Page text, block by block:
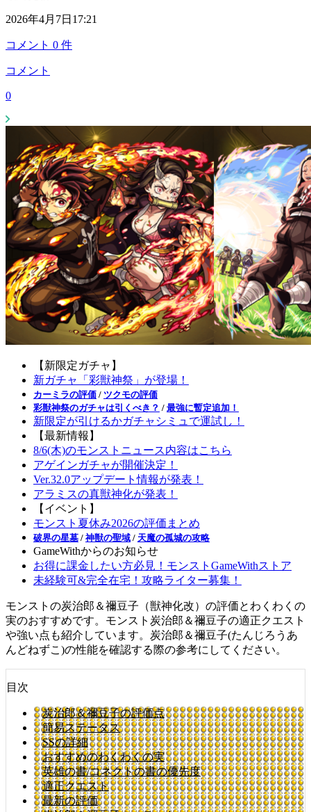
2026年4月7日17:21
コメント 0 件
コメント
0
【新限定ガチャ】
新ガチャ「彩獣神祭」が登場！
カーミラの評価 / ツクモの評価
彩獣神祭のガチャは引くべき？ / 最強に暫定追加！
新限定が引けるかガチャシミュで運試し！
【最新情報】
8/6(木)のモンストニュース内容はこちら
アゲインガチャが開催決定！
Ver.32.0アップデート情報が発表！
アラミスの真獣神化が発表！
【イベント】
モンスト夏休み2026の評価まとめ
破界の星墓 / 神獣の聖域 / 天魔の孤城の攻略
GameWithからのお知らせ
お得に課金したい方必見！モンストGameWithストア
未経験可&完全在宅！攻略ライター募集！
モンストの炭治郎＆禰豆子（獣神化改）の評価とわくわくの
実のおすすめです。モンスト炭治郎＆禰豆子の適正クエスト
や強い点も紹介しています。炭治郎＆禰豆子(たんじろうあ
んどねずこ)の性能を確認する際の参考にしてください。
目次
炭治郎＆禰豆子の評価点
簡易ステータス
SSの詳細
おすすめのわくわくの実
英雄の書/コネクトの書の優先度
適正クエスト
最新の評価